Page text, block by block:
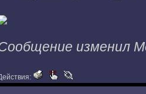
изменил